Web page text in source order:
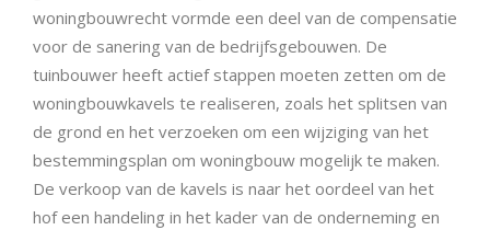
woningbouwrecht vormde een deel van de compensatie
voor de sanering van de bedrijfsgebouwen. De
tuinbouwer heeft actief stappen moeten zetten om de
woningbouwkavels te realiseren, zoals het splitsen van
de grond en het verzoeken om een wijziging van het
bestemmingsplan om woningbouw mogelijk te maken.
De verkoop van de kavels is naar het oordeel van het
hof een handeling in het kader van de onderneming en